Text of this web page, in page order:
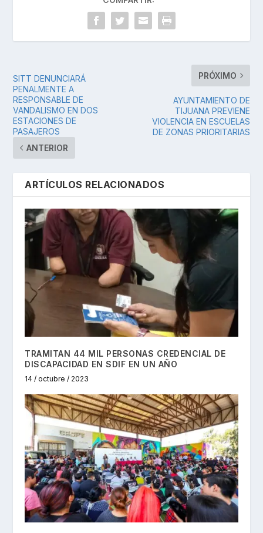
SITT DENUNCIARÁ
PENALMENTE A
RESPONSABLE DE
VANDALISMO EN DOS
ESTACIONES DE
PASAJEROS
ANTERIOR
PRÓXIMO
AYUNTAMIENTO DE
TIJUANA PREVIENE
VIOLENCIA EN ESCUELAS
DE ZONAS PRIORITARIAS
ARTÍCULOS RELACIONADOS
TRAMITAN 44 MIL PERSONAS CREDENCIAL DE
DISCAPACIDAD EN SDIF EN UN AÑO
14 / octubre / 2023